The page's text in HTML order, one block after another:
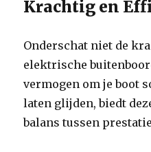
Krachtig en
Onderschat niet de
elektrische
vermogen om je boot
laten glijden, biedt
balans tussen